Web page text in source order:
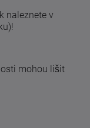
naleznete v
mohou lišit